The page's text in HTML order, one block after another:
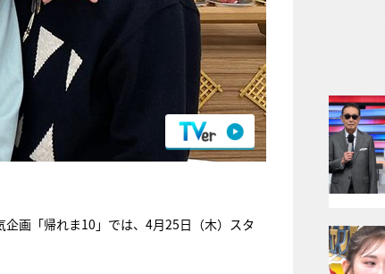
画「帰れま10」では、4月25日（木）スタ